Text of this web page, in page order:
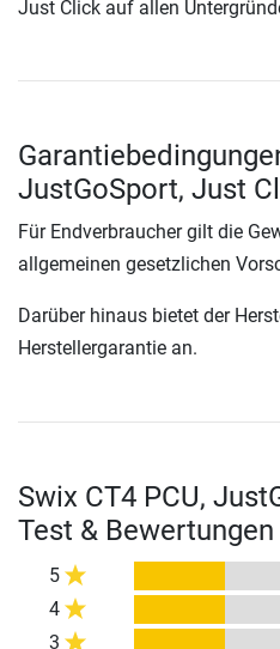
Just Click auf allen
JustGoSport, Just
Für Endverbraucher gilt die
allgemeinen gesetzlichen
Darüber hinaus bietet der
Herstellergarantie an.
Swix CT4 PCU,
Test & Bewertungen
5
4
3